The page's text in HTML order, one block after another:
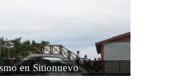
en Sitionuevo